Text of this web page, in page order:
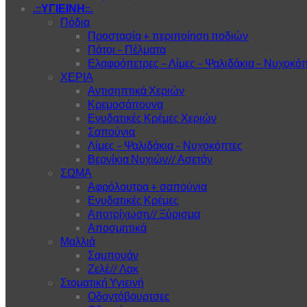
.::ΥΓΙΕΙΝΗ::.
Πόδια
Προστασία + περιποίηση ποδιών
Πάτοι – Πέλματα
Ελαφρόπετρες – Λίμες – Ψαλιδάκια –
ΧΕΡΙΑ
Αντισηπτικά Χεριών
Κρεμοσάπουνα
Ενυδατικές Κρέμες Χεριών
Σαπούνια
Λίμες – Ψαλιδάκια – Νυχοκόπτες
Βερνίκια Νυχιών// Ασετόν
ΣΩΜΑ
Αφρόλουτρα + σαπούνια
Ενυδατικές Κρέμες
Αποτρίχωση// Ξύρισμα
Αποσμητικά
Μαλλιά
Σαμπουάν
Ζελέ// Λακ
Στοματική Υγιεινή
Οδοντόβουρτσες